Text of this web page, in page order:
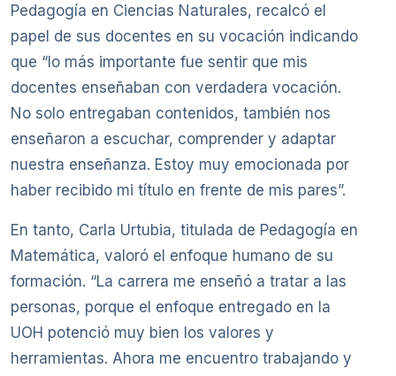
Pedagogía en Ciencias Naturales, recalcó el
papel de sus docentes en su vocación indicando
que “lo más importante fue sentir que mis
docentes enseñaban con verdadera vocación.
No solo entregaban contenidos, también nos
enseñaron a escuchar, comprender y adaptar
nuestra enseñanza. Estoy muy emocionada por
haber recibido mi título en frente de mis pares”.
En tanto, Carla Urtubia, titulada de Pedagogía en
Matemática, valoró el enfoque humano de su
formación. “La carrera me enseñó a tratar a las
personas, porque el enfoque entregado en la
UOH potenció muy bien los valores y
herramientas. Ahora me encuentro trabajando y